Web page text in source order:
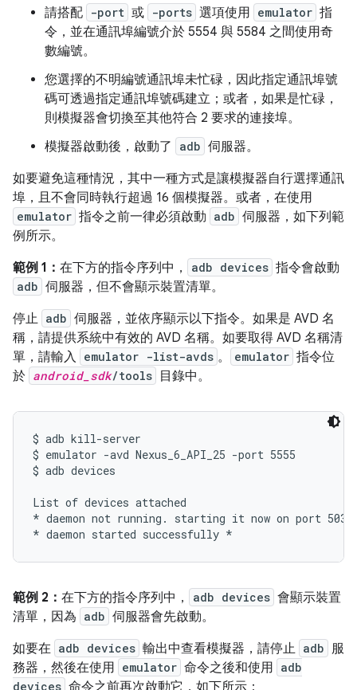
請搭配 -port 或 -ports 選項使用 emulator 指
令，並在通訊埠編號介於 5554 與 5584 之間使用奇
數編號。
您選擇的不明編號通訊埠未忙碌，因此指定通訊埠號
碼可透過指定通訊埠號碼建立；或者，如果是忙碌，
則模擬器會切換至其他符合 2 要求的連接埠。
模擬器啟動後，啟動了
adb 伺服器。
如要避免這種情況，其中一種方式是讓模擬器自行選擇通訊
埠，且不會同時執行超過 16 個模擬器。或者，在使用
emulator 指令之前一律必須啟動 adb 伺服器，如下列範
例所示。
範例 1： 在下方的指令序列中， adb devices 指令會啟動
adb 伺服器，但不會顯示裝置清單。
停止 adb 伺服器，並依序顯示以下指令。如果是 AVD 名
稱，請提供系統中有效的 AVD 名稱。如要取得 AVD 名稱清
單，請輸入 emulator -list-avds 。 emulator 指令位
於 android_sdk/tools 目錄中。
$ adb kill-server
$ emulator -avd Nexus_6_API_25 -port 5555
$ adb devices
List of devices attached
* daemon not running. starting it now on port
範例 2： 在下方的指令序列中， adb devices 會顯示裝置
清單，因為 adb 伺服器會先啟動。
如要在 adb devices 輸出中查看模擬器，請停止 adb 服
務器，然後在使用 emulator 命令之後和使用 adb
devices